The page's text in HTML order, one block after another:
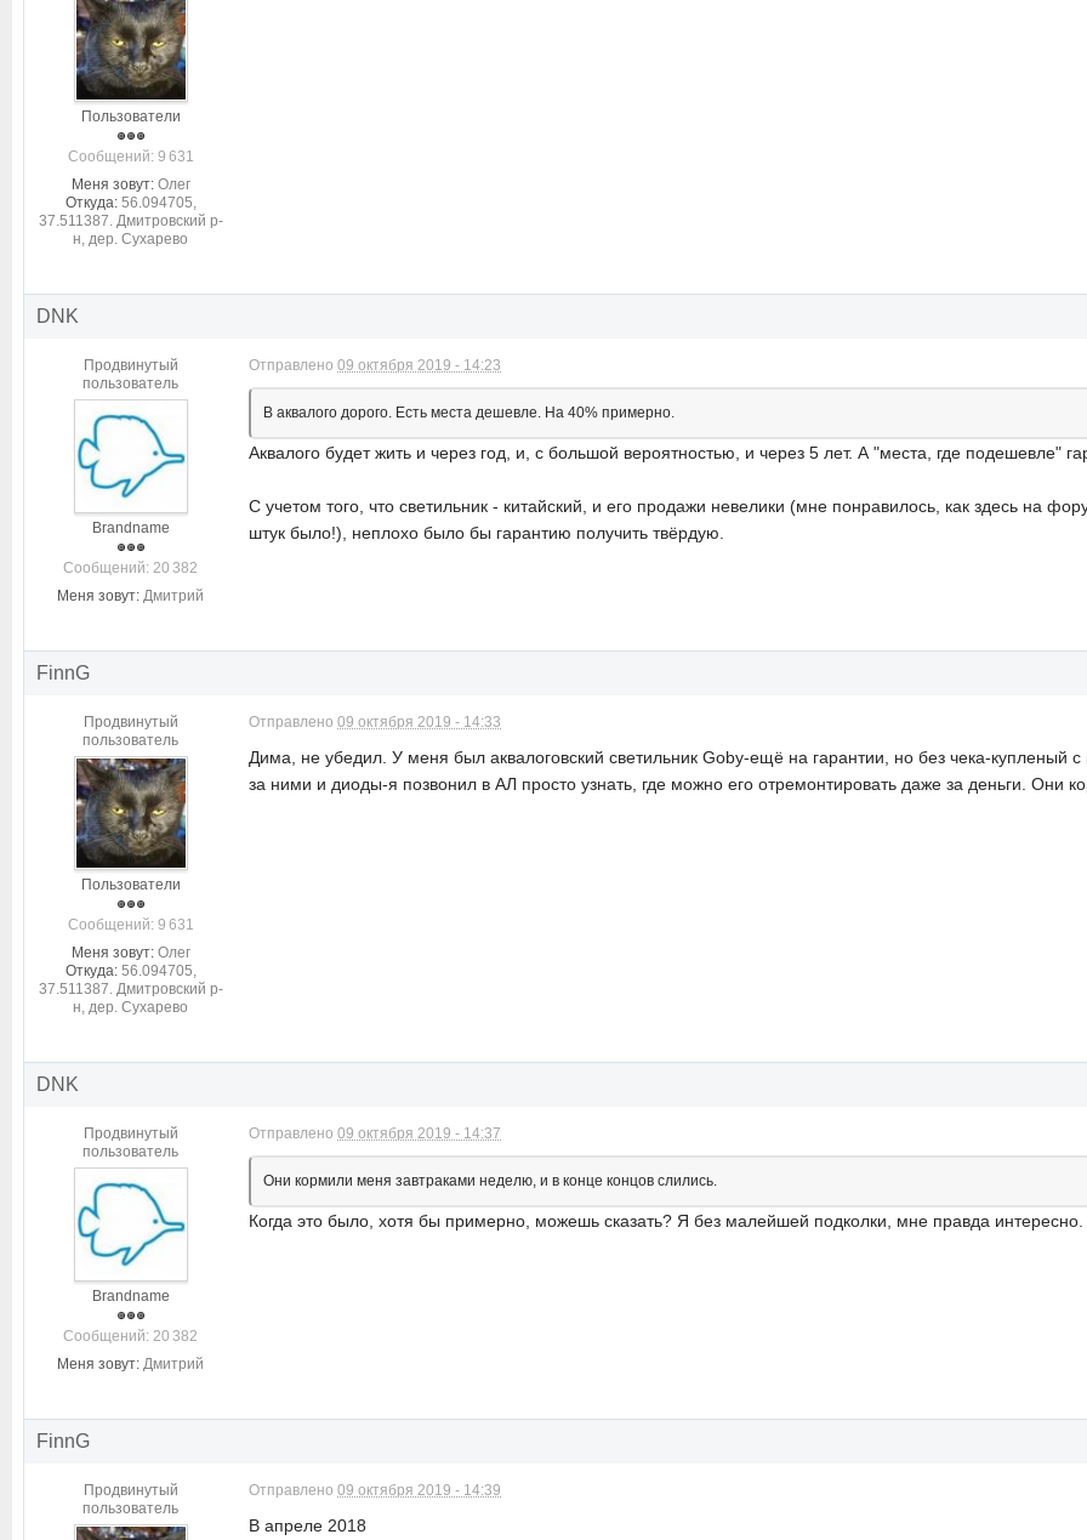
Пользователи
Cообщений: 9 631
Меня зовут: Олег
Откуда: 56.094705,
37.511387. Дмитровский р-
н, дер. Сухарево
DNK
Продвинутый
пользователь
Brandname
Cообщений: 20 382
Меня зовут: Дмитрий
Отправлено 09 октября 2019 - 14:23
В аквалого дорого. Есть места дешевле. На 40% примерно.
Аквалого будет жить и через год, и, с большой вероятностью, и через 5 лет. А "места, где подешевле"
С учетом того, что светильник - китайский, и его продажи невелики (мне понравилось, как здесь на
штук было!), неплохо было бы гарантию получить твёрдую.
FinnG
Продвинутый
пользователь
Пользователи
Cообщений: 9 631
Меня зовут: Олег
Откуда: 56.094705,
37.511387. Дмитровский р-
н, дер. Сухарево
Отправлено 09 октября 2019 - 14:33
Дима, не убедил. У меня был аквалоговский светильник Goby-ещё на гарантии, но без чека-купленый
за ними и диоды-я позвонил в АЛ просто узнать, где можно его отремонтировать даже за деньги. Они
DNK
Продвинутый
пользователь
Brandname
Cообщений: 20 382
Меня зовут: Дмитрий
Отправлено 09 октября 2019 - 14:37
Они кормили меня завтраками неделю, и в конце концов слились.
Когда это было, хотя бы примерно, можешь сказать? Я без малейшей подколки, мне правда интересно.
FinnG
Продвинутый
пользователь
Отправлено 09 октября 2019 - 14:39
В апреле 2018